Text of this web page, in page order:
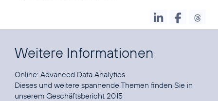
Weitere Informationen
Online: Advanced Data Analytics
Dieses und weitere spannende Themen finden Sie in
unserem Geschäftsbericht 2015